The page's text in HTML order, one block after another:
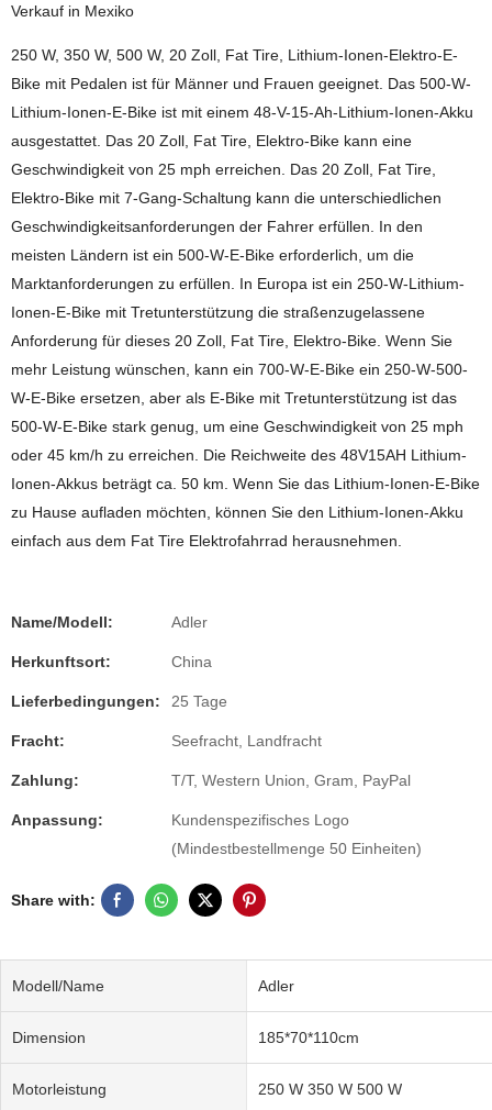
Verkauf in Mexiko
250 W, 350 W, 500 W, 20 Zoll, Fat Tire, Lithium-Ionen-Elektro-E-
Bike mit Pedalen ist für Männer und Frauen geeignet. Das 500-W-
Lithium-Ionen-E-Bike ist mit einem 48-V-15-Ah-Lithium-Ionen-Akku
ausgestattet. Das 20 Zoll, Fat Tire, Elektro-Bike kann eine
Geschwindigkeit von 25 mph erreichen. Das 20 Zoll, Fat Tire,
Elektro-Bike mit 7-Gang-Schaltung kann die unterschiedlichen
Geschwindigkeitsanforderungen der Fahrer erfüllen. In den
meisten Ländern ist ein 500-W-E-Bike erforderlich, um die
Marktanforderungen zu erfüllen. In Europa ist ein 250-W-Lithium-
Ionen-E-Bike mit Tretunterstützung die straßenzugelassene
Anforderung für dieses 20 Zoll, Fat Tire, Elektro-Bike. Wenn Sie
mehr Leistung wünschen, kann ein 700-W-E-Bike ein 250-W-500-
W-E-Bike ersetzen, aber als E-Bike mit Tretunterstützung ist das
500-W-E-Bike stark genug, um eine Geschwindigkeit von 25 mph
oder 45 km/h zu erreichen. Die Reichweite des 48V15AH Lithium-
Ionen-Akkus beträgt ca. 50 km. Wenn Sie das Lithium-Ionen-E-Bike
zu Hause aufladen möchten, können Sie den Lithium-Ionen-Akku
einfach aus dem Fat Tire Elektrofahrrad herausnehmen.
Name/Modell: Adler
Herkunftsort: China
Lieferbedingungen: 25 Tage
Fracht: Seefracht, Landfracht
Zahlung: T/T, Western Union, Gram, PayPal
Anpassung:
Kundenspezifisches Logo
(Mindestbestellmenge 50 Einheiten)
Share with:
Modell/Name Adler
Dimension 185*70*110cm
Motorleistung 250 W 350 W 500 W